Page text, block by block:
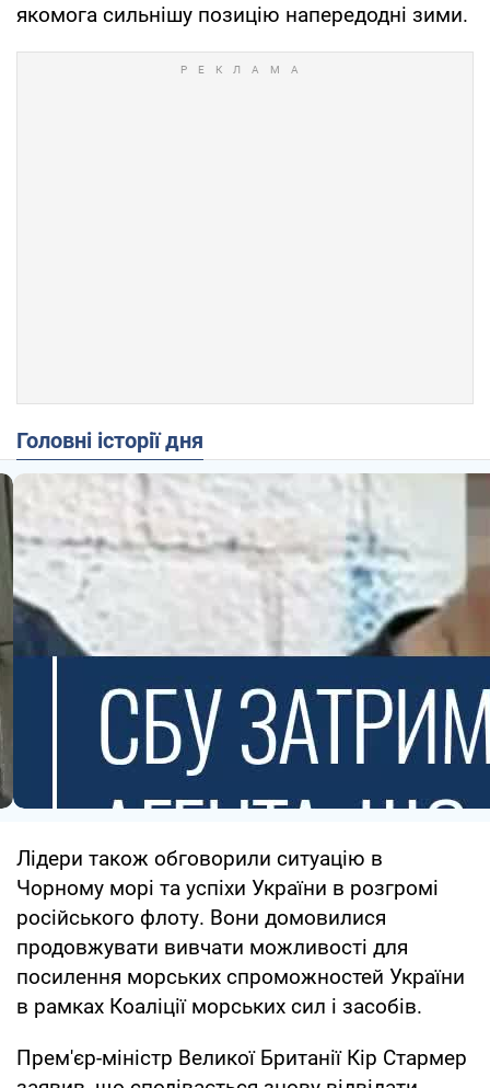
якомога сильнішу позицію напередодні зими.
Головні історії дня
Лідери також обговорили ситуацію в
Чорному морі та успіхи України в розгромі
російського флоту. Вони домовилися
продовжувати вивчати можливості для
посилення морських спроможностей України
в рамках Коаліції морських сил і засобів.
Прем'єр-міністр Великої Британії Кір Стармер